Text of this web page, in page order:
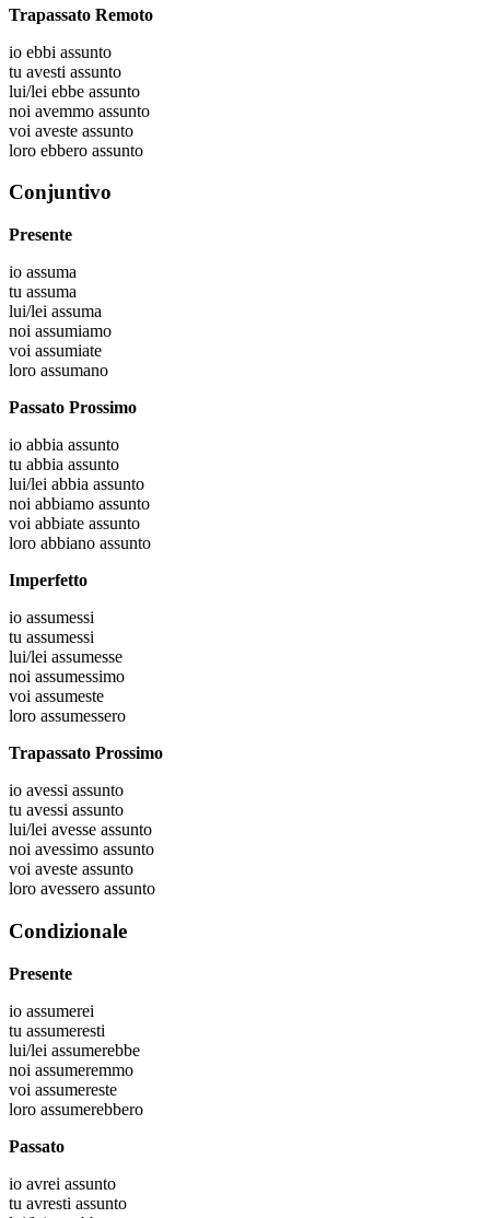
Trapassato Remoto
io ebbi assunto
tu avesti assunto
lui/lei ebbe assunto
noi avemmo assunto
voi aveste assunto
loro ebbero assunto
Conjuntivo
Presente
io assuma
tu assuma
lui/lei assuma
noi assumiamo
voi assumiate
loro assumano
Passato Prossimo
io abbia assunto
tu abbia assunto
lui/lei abbia assunto
noi abbiamo assunto
voi abbiate assunto
loro abbiano assunto
Imperfetto
io assumessi
tu assumessi
lui/lei assumesse
noi assumessimo
voi assumeste
loro assumessero
Trapassato Prossimo
io avessi assunto
tu avessi assunto
lui/lei avesse assunto
noi avessimo assunto
voi aveste assunto
loro avessero assunto
Condizionale
Presente
io assumerei
tu assumeresti
lui/lei assumerebbe
noi assumeremmo
voi assumereste
loro assumerebbero
Passato
io avrei assunto
tu avresti assunto